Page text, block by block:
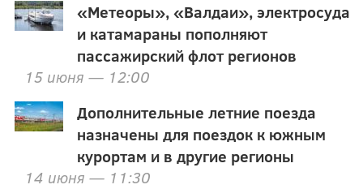
«Метеоры», «Валдаи», электросуда
и катамараны пополняют
пассажирский флот регионов
15 июня — 12:00
Дополнительные летние поезда
назначены для поездок к южным
курортам и в другие регионы
14 июня — 11:30